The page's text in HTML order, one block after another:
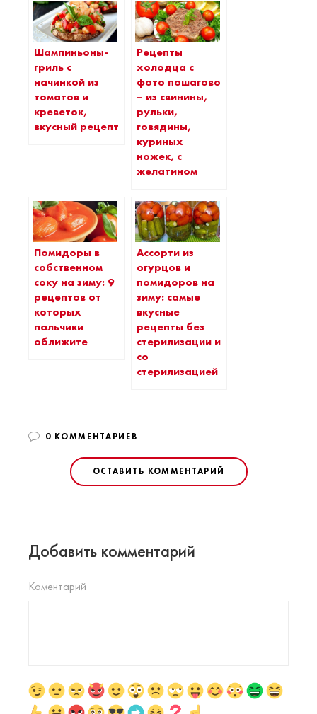
Шампиньоны-
гриль с
начинкой из
томатов и
креветок,
вкусный рецепт
Рецепты
холодца с
фото пошагово
– из свинины,
рульки,
говядины,
куриных
ножек, с
желатином
Помидоры в
собственном
соку на зиму: 9
рецептов от
которых
пальчики
оближите
Ассорти из
огурцов и
помидоров на
зиму: самые
вкусные
рецепты без
стерилизации и
со
стерилизацией
0 КОММЕНТАРИЕВ
ОСТАВИТЬ КОММЕНТАРИЙ
Добавить комментарий
Коментарий